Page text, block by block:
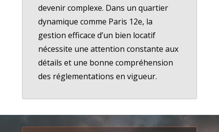
devenir complexe. Dans un quartier
dynamique comme Paris 12e, la
gestion efficace d’un bien locatif
nécessite une attention constante aux
détails et une bonne compréhension
des réglementations en vigueur.